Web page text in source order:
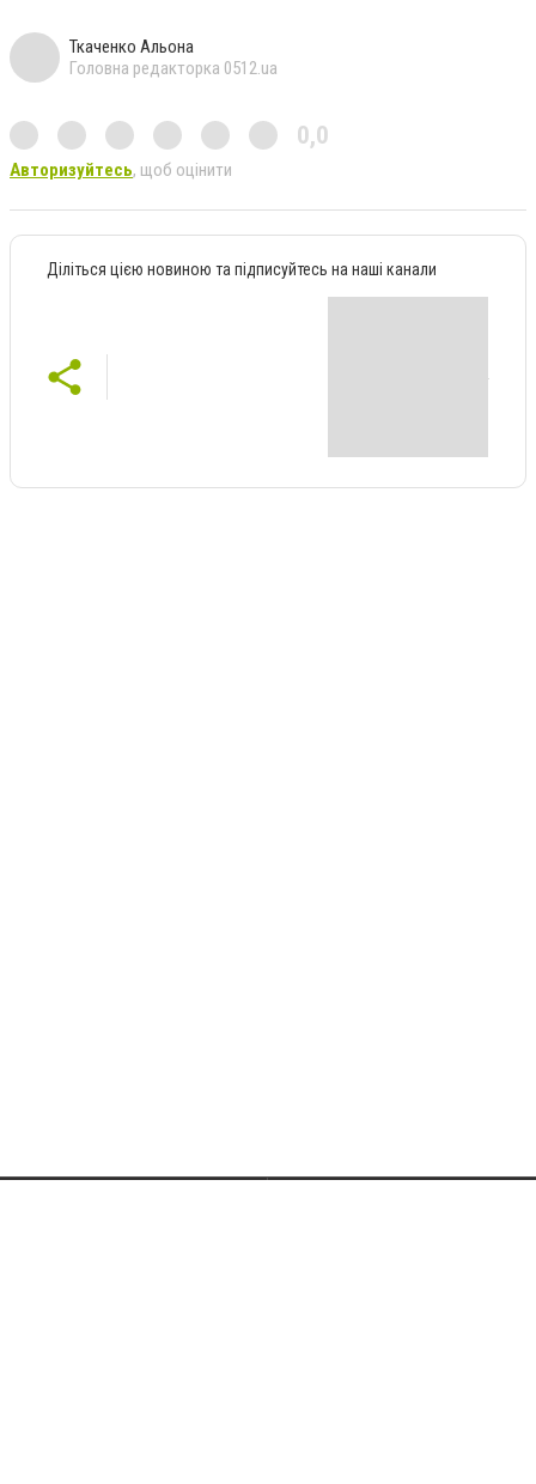
Ткаченко Альона
Головна редакторка 0512.ua
0,0
Авторизуйтесь, щоб оцінити
Діліться цією новиною та підписуйтесь на наші канали